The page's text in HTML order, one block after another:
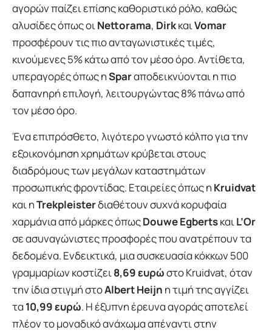
αγορών παίζει επίσης καθοριστικό ρόλο, καθώς
αλυσίδες όπως οιNettorama, DirkκαιVomar
προσφέρουν τις πιο ανταγωνιστικές τιμές,
κινούμενες 5% κάτω από τον μέσο όρο. Αντίθετα,
υπεραγορές όπως ηSparαποδεικνύονται η πιο
δαπανηρή επιλογή, λειτουργώντας 8% πάνω από
τον μέσο όρο.
Ένα επιπρόσθετο, λιγότερο γνωστό κόλπο για την
εξοικονόμηση χρημάτων κρύβεται στους
διαδρόμους των μεγάλων καταστημάτων
προσωπικής φροντίδας. Εταιρείες όπως η Kruidvat
και ηTrekpleisterδιαθέτουν συχνά κορυφαία
χαρμάνια από μάρκες όπωςDouwe EgbertsκαιL’Or
σε ασυναγώνιστες προσφορές που ανατρέπουν τα
δεδομένα. Ενδεικτικά, μια συσκευασία κόκκων 500
γραμμαρίων κοστίζει8,69 ευρώστο Kruidvat, όταν
την ίδια στιγμή στοAlbert Heijn η τιμή της αγγίζει
τα10,99 ευρώ. Η έξυπνη έρευνα αγοράς αποτελεί
πλέον το μοναδικό ανάχωμα απέναντι στην